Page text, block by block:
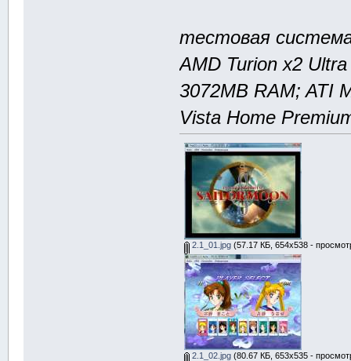
тестовая
AMD Turion x2
3072MB RAM; ATI
Vista Home
2.1_01.jpg(57.17 КБ, 654x538 -
2.1_02.jpg(80.67 КБ, 653x535 -